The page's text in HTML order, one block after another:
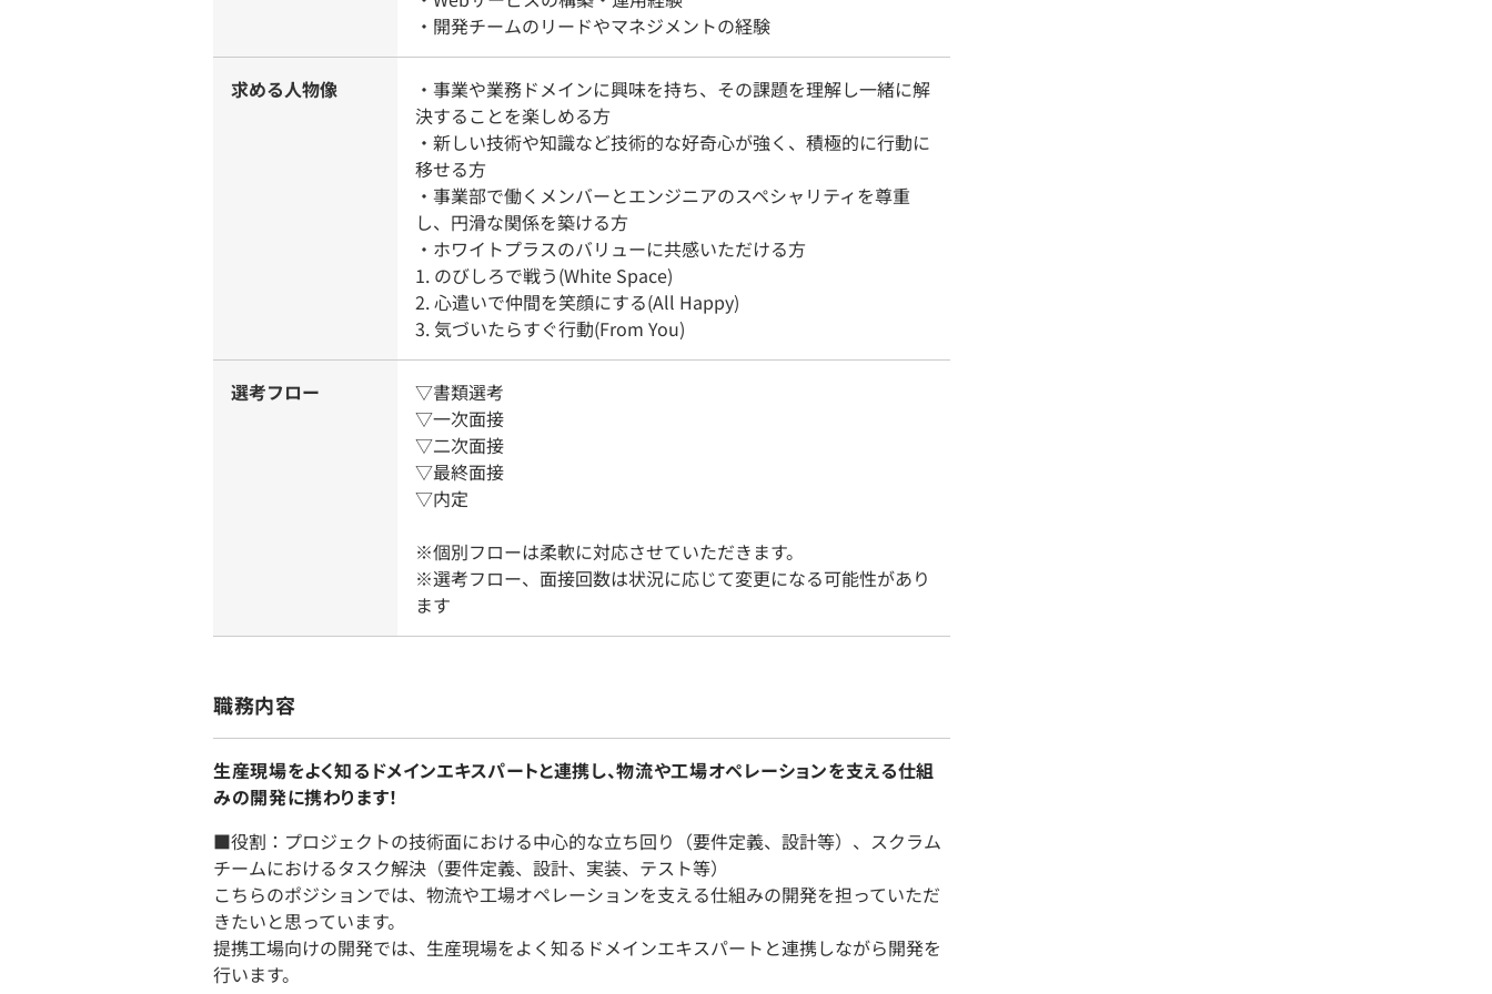
・開発チームのリードやマネジメントの経験
求める人物像
・事業や業務ドメインに興味を持ち、その課題を理解し一緒に解
決することを楽しめる方
・新しい技術や知識など技術的な好奇心が強く、積極的に行動に
移せる方
・事業部で働くメンバーとエンジニアのスペシャリティを尊重
し、円滑な関係を築ける方
・ホワイトプラスのバリューに共感いただける方
1. のびしろで戦う(White Space)
2. 心遣いで仲間を笑顔にする(All Happy)
3. 気づいたらすぐ行動(From You)
選考フロー
▽書類選考
▽一次面接
▽二次面接
▽最終面接
▽内定
※個別フローは柔軟に対応させていただきます。
※選考フロー、面接回数は状況に応じて変更になる可能性があり
ます
職務内容
生産現場をよく知るドメインエキスパートと連携し、物流や⼯場オペレーションを⽀える仕組
みの開発に携わります！
■役割：プロジェクトの技術面における中心的な立ち回り（要件定義、設計等）、スクラム
チームにおけるタスク解決（要件定義、設計、実装、テスト等）
こちらのポジションでは、物流や⼯場オペレーションを⽀える仕組みの開発を担っていただ
きたいと思っています。
提携工場向けの開発では、生産現場をよく知るドメインエキスパートと連携しながら開発を
行います。